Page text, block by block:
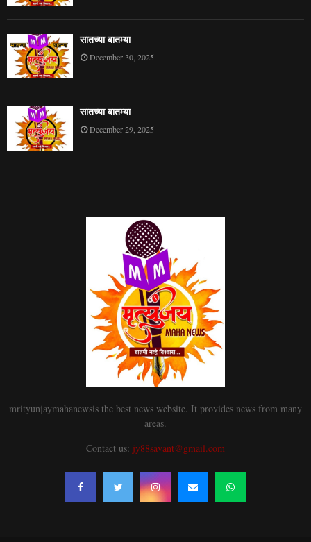
सातच्या बातम्या
December 30, 2025
सातच्या बातम्या
December 29, 2025
mrityunjaymahanewsis the best news website. It provides news from many
areas.
Contact us: jy88savant@gmail.com